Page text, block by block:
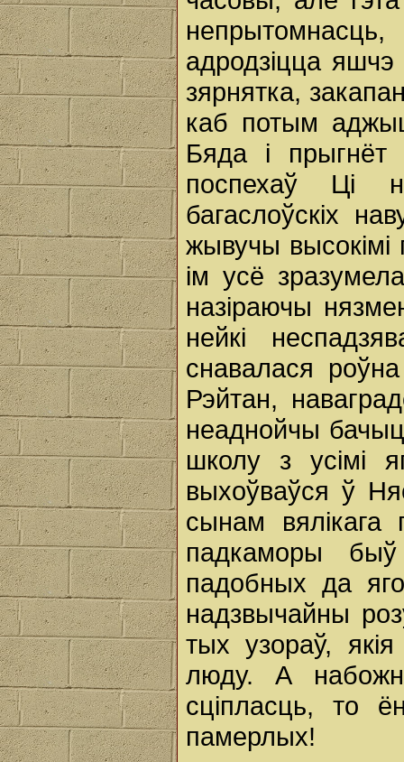
адродзіцца
зярнятка,
каб потым
Бяда i прыгнёт
поспехаў Ці
багаслоўскіх
жывучы высокімі
ім усё
назіраючы
нейкі
снавалася
Рэйтан,
неаднойчы
школу з усімі
выхоўваўся ў
сынам вялікага
падкаморы
падобных да
надзвычайны
тых узораў,
люду. А
сціпласць, то
памерлых!